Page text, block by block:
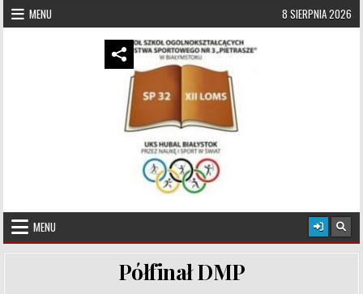
Skip to content
MENU 8 SIERPNIA 2026
UKS Hubal Białystok
MENU
Półfinał DMP